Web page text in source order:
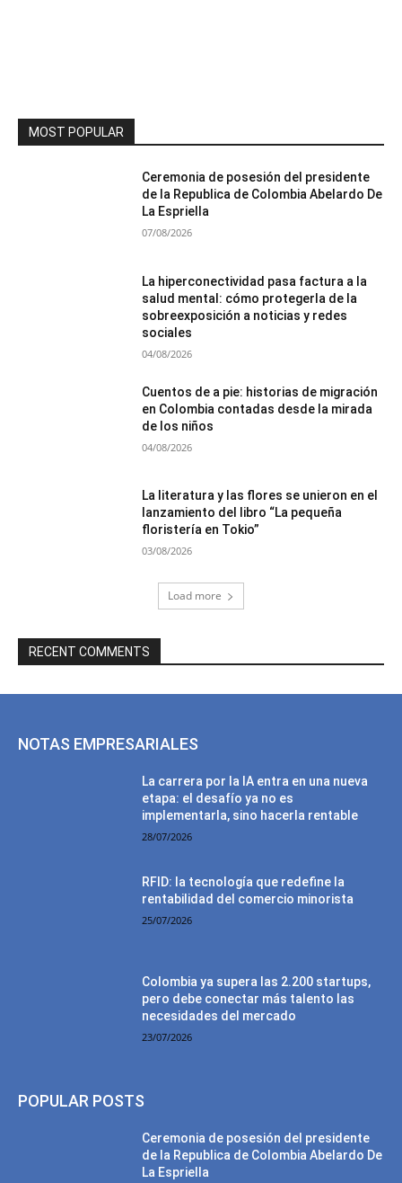
MOST POPULAR
Ceremonia de posesión del presidente
de la Republica de Colombia Abelardo De
La Espriella
07/08/2026
La hiperconectividad pasa factura a la
salud mental: cómo protegerla de la
sobreexposición a noticias y redes
sociales
04/08/2026
Cuentos de a pie: historias de migración
en Colombia contadas desde la mirada
de los niños
04/08/2026
La literatura y las flores se unieron en el
lanzamiento del libro “La pequeña
floristería en Tokio”
03/08/2026
Load more
RECENT COMMENTS
NOTAS EMPRESARIALES
La carrera por la IA entra en una nueva
etapa: el desafío ya no es
implementarla, sino hacerla rentable
28/07/2026
RFID: la tecnología que redefine la
rentabilidad del comercio minorista
25/07/2026
Colombia ya supera las 2.200 startups,
pero debe conectar más talento las
necesidades del mercado
23/07/2026
POPULAR POSTS
Ceremonia de posesión del presidente
de la Republica de Colombia Abelardo De
La Espriella